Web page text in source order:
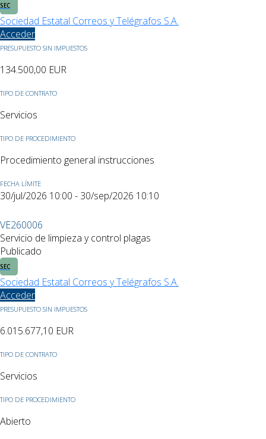
SEC
Sociedad Estatal Correos y Telégrafos S.A.
Acceder
PRESUPUESTO SIN IMPUESTOS
134.500,00 EUR
TIPO DE CONTRATO
Servicios
TIPO DE PROCEDIMIENTO
Procedimiento general instrucciones
FECHA LÍMITE
30/jul/2026 10:00 - 30/sep/2026 10:10
VE260006
Servicio de limpieza y control plagas
Publicado
SEC
Sociedad Estatal Correos y Telégrafos S.A.
Acceder
PRESUPUESTO SIN IMPUESTOS
6.015.677,10 EUR
TIPO DE CONTRATO
Servicios
TIPO DE PROCEDIMIENTO
Abierto